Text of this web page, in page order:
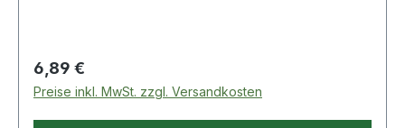
Regulärer Preis:
6,89 €
Preise inkl. MwSt. zzgl. Versandkosten